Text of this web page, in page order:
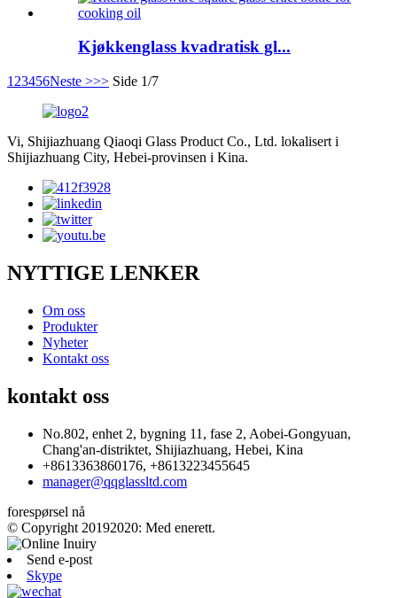
Kjøkkenglass kvadratisk gl...
1 23456Neste >>> Side 1/7
Vi, Shijiazhuang Qiaoqi Glass Product Co., Ltd. lokalisert i
Shijiazhuang City, Hebei-provinsen i Kina.
NYTTIGE LENKER
Om oss
Produkter
Nyheter
Kontakt oss
kontakt oss
No.802, enhet 2, bygning 11, fase 2, Aobei-Gongyuan,
Chang'an-distriktet, Shijiazhuang, Hebei, Kina
+8613363860176, +8613223455645
manager@qqglassltd.com
forespørsel nå
© Copyright 20192020: Med enerett.
Send e-post
Skype